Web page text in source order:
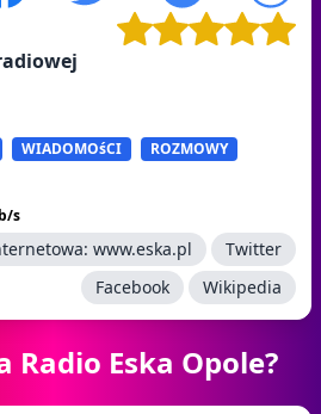
WIADOMOśCI
ROZMOWY
s
www.eska.pl
Twitter
Facebook
Wikipedia
Radio Eska Opole?